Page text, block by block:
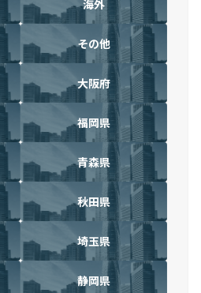
海外
その他
大阪府
福岡県
青森県
秋田県
埼玉県
静岡県